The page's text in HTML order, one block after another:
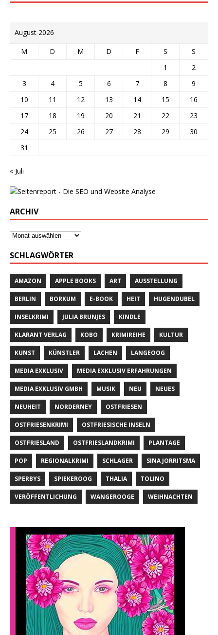
August 2026
M D M D F S
S
1
2
3
4 5 6 7 8
9
10
11 12 13 14 15
16
17
18 19 20 21 22
23
24
25 26 27 28 29
30
31
« Juli
ARCHIV
SCHLAGWÖRTER
AMAZON APPLE BOOKS ART AUSSTELLUNG
BERLIN BORKUM E-BOOK HEIT HUGENDUBEL
INSELKRIMI JULIA BRUNJES KINDLE
KLARANT VERLAG KOBO KRIMIREIHE KULTUR
KUNST KÜNSTLER LACHEN LANGEOOG
MEDIA EXKLUSIV MEDIA EXKLUSIV ERFAHRUNGEN
MEDIA EXKLUSIV GMBH MUSIK NEU NEUES
NEUHEIT NORDERNEY OSTFRIESEN
OSTFRIESENKRIMI OSTFRIESISCHE INSELN
OSTFRIESLAND OSTFRIESLANDKRIMI PLANTAGE
POP REGIONALKRIMI SCHLAGER SINA JORRITSMA
SPERBYS SPIEKEROOG THALIA TOLINO
VERÖFFENTLICHUNG WANGEROOGE WEIHNACHTEN